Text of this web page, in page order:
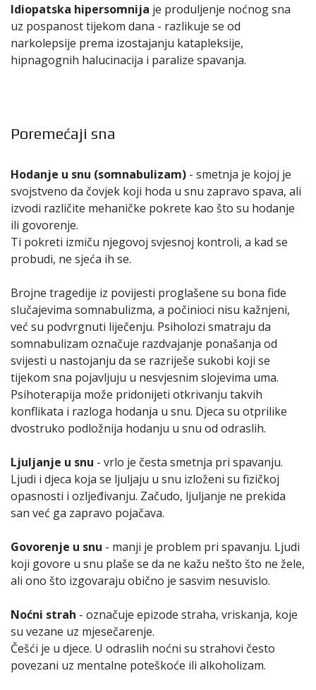
Idiopatska hipersomnija je produljenje noćnog sna
uz pospanost tijekom dana - razlikuje se od
narkolepsije prema izostajanju katapleksije,
hipnagognih halucinacija i paralize spavanja.
Poremećaji sna
Hodanje u snu (somnabulizam) - smetnja je kojoj je
svojstveno da čovjek koji hoda u snu zapravo spava, ali
izvodi različite mehaničke pokrete kao što su hodanje
ili govorenje.
Ti pokreti izmiču njegovoj svjesnoj kontroli, a kad se
probudi, ne sjeća ih se.
Brojne tragedije iz povijesti proglašene su bona fide
slučajevima somnabulizma, a počinioci nisu kažnjeni,
već su podvrgnuti liječenju. Psiholozi smatraju da
somnabulizam označuje razdvajanje ponašanja od
svijesti u nastojanju da se razriješe sukobi koji se
tijekom sna pojavljuju u nesvjesnim slojevima uma.
Psihoterapija može pridonijeti otkrivanju takvih
konflikata i razloga hodanja u snu. Djeca su otprilike
dvostruko podložnija hodanju u snu od odraslih.
Ljuljanje u snu - vrlo je česta smetnja pri spavanju.
Ljudi i djeca koja se ljuljaju u snu izloženi su fizičkoj
opasnosti i ozljeđivanju. Začudo, ljuljanje ne prekida
san već ga zapravo pojačava.
Govorenje u snu - manji je problem pri spavanju. Ljudi
koji govore u snu plaše se da ne kažu nešto što ne žele,
ali ono što izgovaraju obično je sasvim nesuvislo.
Noćni strah - označuje epizode straha, vriskanja, koje
su vezane uz mjesečarenje.
Češći je u djece. U odraslih noćni su strahovi često
povezani uz mentalne poteškoće ili alkoholizam.